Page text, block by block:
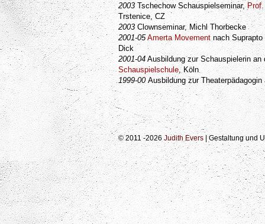
2003Tschechow Schauspielseminar,
Trstenice, CZ
2003 Clownseminar, Michl Thorbecke
2001-05 Amerta Movement nach
Dick
2001-04 Ausbildung zur Schauspielerin an
Schauspielschule, Köln
1999-00 Ausbildung zur
© 2011 -2026 Judith Evers| Gestaltung und